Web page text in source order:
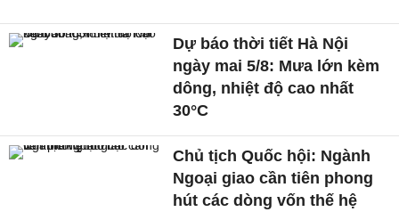
Dự báo thời tiết Hà Nội
ngày mai 5/8: Mưa lớn kèm
dông, nhiệt độ cao nhất
30°C
Chủ tịch Quốc hội: Ngành
Ngoại giao cần tiên phong
hút các dòng vốn thế hệ